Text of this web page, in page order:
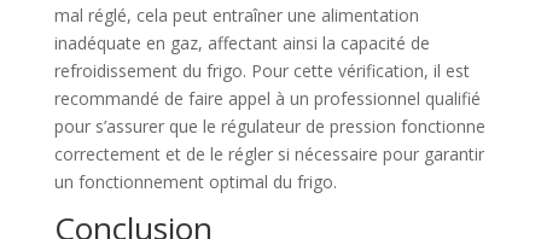
mal réglé, cela peut entraîner une alimentation
inadéquate en gaz, affectant ainsi la capacité de
refroidissement du frigo. Pour cette vérification, il est
recommandé de faire appel à un professionnel qualifié
pour s’assurer que le régulateur de pression fonctionne
correctement et de le régler si nécessaire pour garantir
un fonctionnement optimal du frigo.
Conclusion